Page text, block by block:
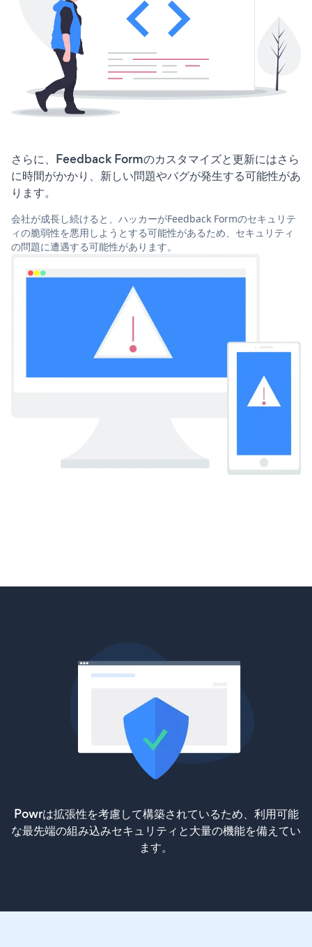
さらに、Feedback Formのカスタマイズと更新にはさら
に時間がかかり、新しい問題やバグが発生する可能性があ
ります。
会社が成長し続けると、ハッカーがFeedback Formのセキュリテ
ィの脆弱性を悪用しようとする可能性があるため、セキュリティ
の問題に遭遇する可能性があります。
Powrは拡張性を考慮して構築されているため、利用可能
な最先端の組み込みセキュリティと大量の機能を備えてい
ます。